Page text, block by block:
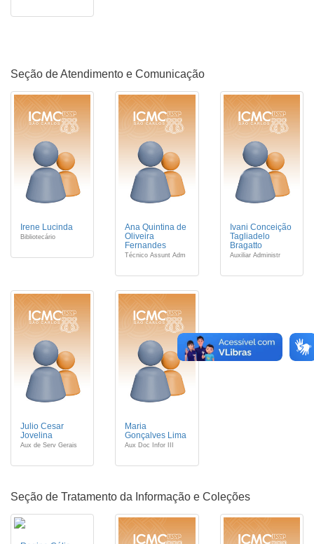
Seção de Atendimento e Comunicação
Irene Lucinda
Bibliotecário
Ana Quintina de
Oliveira
Fernandes
Técnico Assunt Adm
Ivani Conceição
Tagliadelo
Bragatto
Auxiliar Administr
Julio Cesar
Jovelina
Aux de Serv Gerais
Maria
Gonçalves Lima
Aux Doc Infor III
Seção de Tratamento da Informação e Coleções